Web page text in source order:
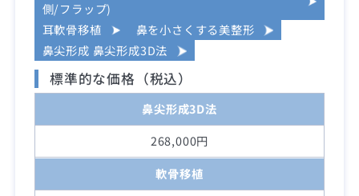
側/フラップ)
耳軟骨移植
鼻を小さくする美整形
鼻尖形成 鼻尖形成3D法
標準的な価格（税込）
鼻尖形成3D法
268,000円
軟骨移植